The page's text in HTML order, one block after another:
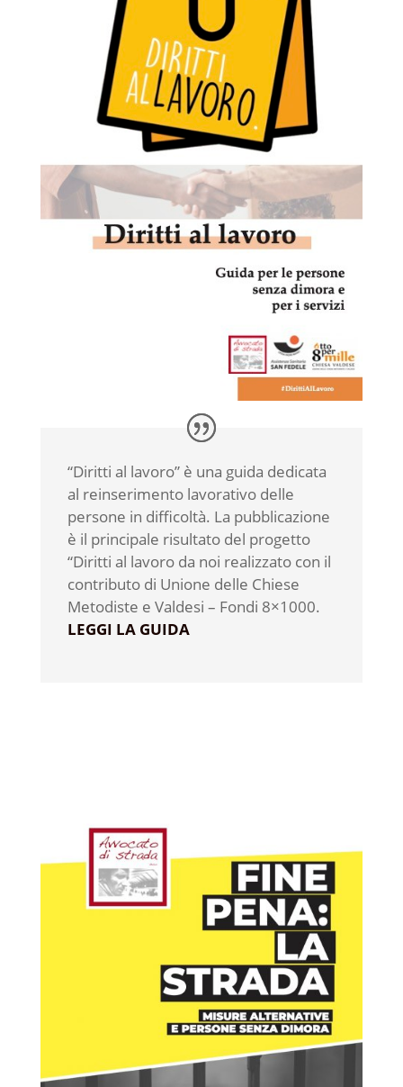
“Diritti al lavoro” è una guida dedicata
al reinserimento lavorativo delle
persone in difficoltà. La pubblicazione
è il principale risultato del progetto
“Diritti al lavoro da noi realizzato con il
contributo di Unione delle Chiese
Metodiste e Valdesi – Fondi 8×1000.
LEGGI LA GUIDA